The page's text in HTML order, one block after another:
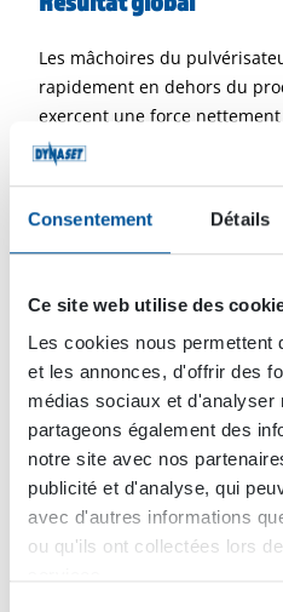
Consentement Détails
Ce site web utilise des
Les cookies nous permettent
et les annonces, d'offrir des
médias sociaux et d'analyser
partageons également des
notre site avec nos
publicité et d'analyse, qui
avec d'autres informations
ou qu'ils ont collectées lors
Les mâchoires du
rapidement en dehors du
exercent une force
broyage, ce qui améliore les
Véhicules / Engins